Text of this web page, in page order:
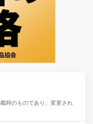
時のものであり、変更され